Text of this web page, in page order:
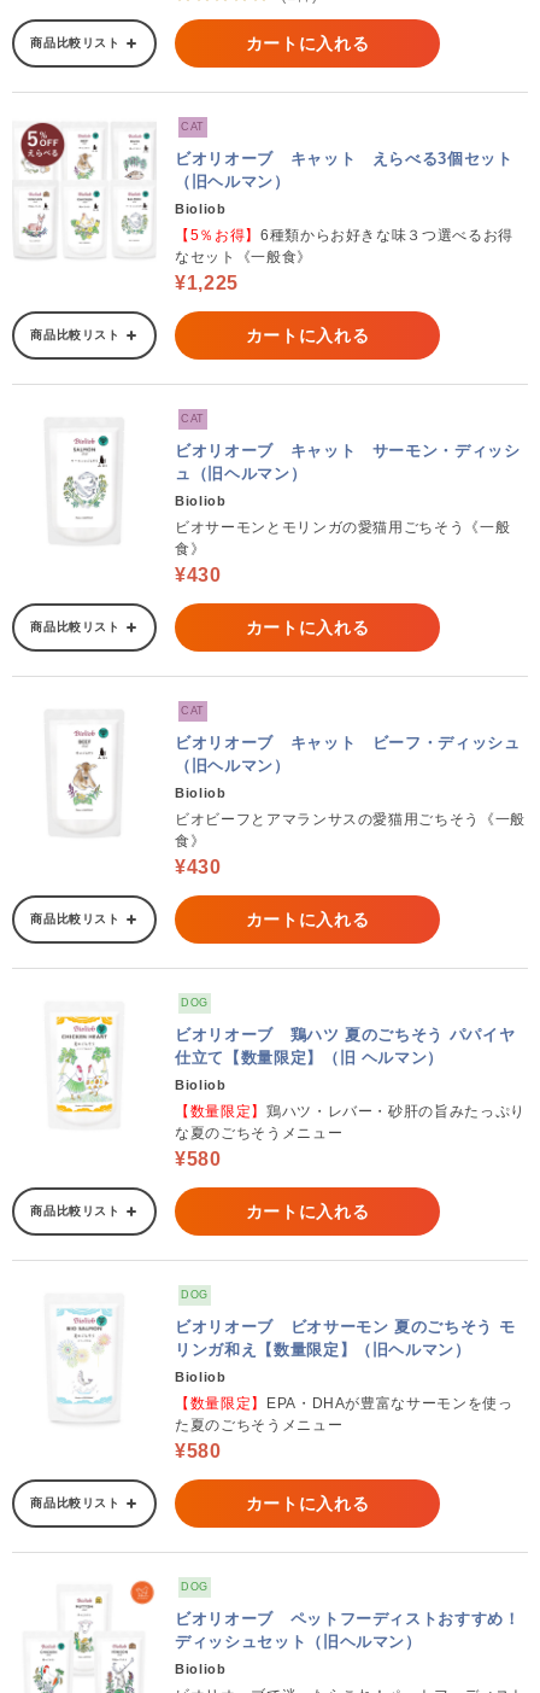
商品比較リスト カートに入れる
CAT
ビオリオーブ キャット えらべる3個セット
（旧ヘルマン）
Bioliob
【5％お得】 6種類からお好きな味３つ選べるお得
なセット《一般食》
¥1,225
商品比較リスト カートに入れる
CAT
ビオリオーブ キャット サーモン・ディッシ
ュ（旧ヘルマン）
Bioliob
ビオサーモンとモリンガの愛猫用ごちそう《一般
食》
¥430
商品比較リスト カートに入れる
CAT
ビオリオーブ キャット ビーフ・ディッシュ
（旧ヘルマン）
Bioliob
ビオビーフとアマランサスの愛猫用ごちそう《一般
食》
¥430
商品比較リスト カートに入れる
DOG
ビオリオーブ 鶏ハツ 夏のごちそう パパイヤ
仕立て【数量限定】（旧 ヘルマン）
Bioliob
【数量限定】 鶏ハツ・レバー・砂肝の旨みたっぷり
な夏のごちそうメニュー
¥580
商品比較リスト カートに入れる
DOG
ビオリオーブ ビオサーモン 夏のごちそう モ
リンガ和え【数量限定】（旧ヘルマン）
Bioliob
【数量限定】
EPA・DHAが豊富なサーモンを使っ
た夏のごちそうメニュー
¥580
商品比較リスト カートに入れる
DOG
ビオリオーブ ペットフーディストおすすめ！
ディッシュセット（旧ヘルマン）
Bioliob